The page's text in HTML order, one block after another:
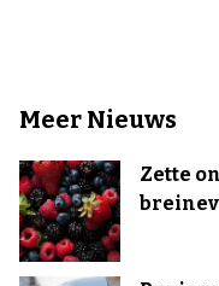
Meer Nieuws
Zette